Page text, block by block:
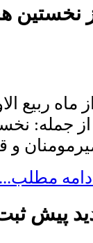
نخستين
ماه ربيع
از جمله:
مطلب...
پيش